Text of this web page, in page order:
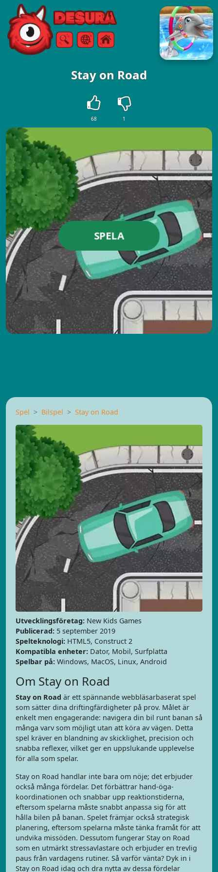
Free Online Games
Sök Meny
Stay on Road
68 1
SPELA
Spel Bilspel Stay on Road
Utvecklingsföretag: New Kids Games
Publicerad: 5 september 2019
Spelteknologi: HTML5, Construct 2
Kompatibla enheter: Dator, Mobil, Surfplatta
Spelbar på: Windows, MacOS, Linux, Android
Om Stay on Road
Stay on Road är ett spännande webbläsarbaserat spel
som sätter dina driftingfärdigheter på prov. Målet är
enkelt men engagerande: navigera din bil runt banan så
många varv som möjligt utan att köra av vägen. Detta
spel kräver en blandning av skicklighet, precision och
snabba reflexer, vilket ger en uppslukande upplevelse
för alla som spelar.
Stay on Road handlar inte bara om nöje; det erbjuder
också många fördelar. Det förbättrar hand-öga-
koordinationen och snabbar upp reaktionstiderna,
eftersom spelarna måste snabbt anpassa sig för att
hålla bilen på banan. Spelet främjar också strategisk
planering, eftersom spelarna måste tänka framåt för att
undvika missöden. Dessutom fungerar Stay on Road
som en utmärkt stressavlastare och erbjuder en trevlig
paus från vardagens rutiner. Så varför vänta? Dyk in i
Stay on Road idag och dra nytta av dessa fördelar